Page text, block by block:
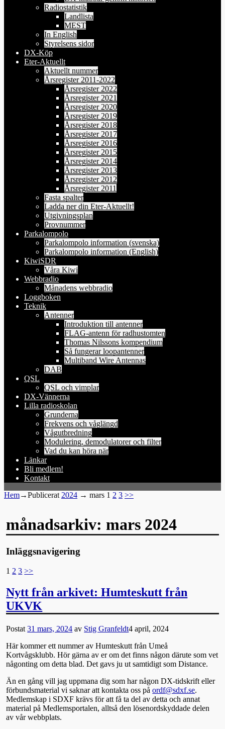
Radiostatistik
Landlista
MEST
In English
Styrelsens sidor
DX-Köp
Eter-Aktuellt
Aktuellt nummer
Årsregister 2011-2022
Årsregister 2022
Årsregister 2021
Årsregister 2020
Årsregister 2019
Årsregister 2018
Årsregister 2017
Årsregister 2016
Årsregister 2015
Årsregister 2014
Årsregister 2013
Årsregister 2012
Årsregister 2011
Fasta spalter
Ladda ner din Eter-Aktuellt!
Utgivningsplan
Provnummer
Parkalompolo
Parkalompolo information (svenska)
Parkalompolo information (English)
KiwiSDR
Våra Kiwi
Webbradio
Månadens webbradio
Loggboken
Teknik
Antenner
Introduktion till antenner
FLAG-antenn för radhustomten
Thomas Nilssons kompendium
Så fungerar loopantenner
Multiband Wire Antennas
DAB
QSL
QSL och vimplar
DX-Vännerna
Lilla radioskolan
Grunderna
Frekvens och våglängd
Vågutbredning
Modulering, demodulatorer och filter
Vad du kan höra när
Länkar
Bli medlem!
Kontakt
Hem→Publicerat 2024 → mars 1 2 3 >>
månadsarkiv:mars 2024
Inläggsnavigering
1 2 3 >>
Nytt från arkivet: Humteskutt från
UKVK
Postat31 mars, 2024 av Stig Granfeldt4 april, 2024
Här kommer ett nummer av Humteskutt från Umeå
Kortvågsklubb. Hör gärna av er om det finns någon därute som vet
någonting om detta blad. Det gavs ju ut samtidigt som Distance.
Än en gång vill jag uppmana dig som har någon DX-tidskrift eller
förbundsmaterial vi saknar att kontakta oss påordf@sdxf.se.
Medlemskap i SDXF krävs för att få ta del av detta och annat
material på Medlemsportalen, alltså den lösenordskyddade delen
av vår webbplats.